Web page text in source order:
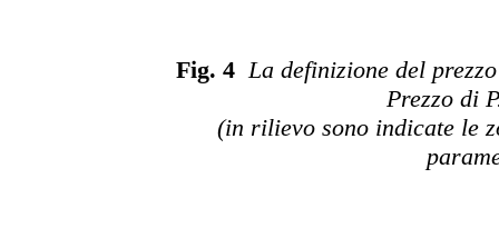
Fig. 4 La definizione del
Prezzo di
(in rilievo sono indicate le